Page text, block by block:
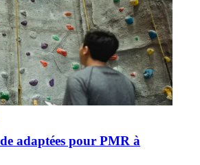
adaptées pour PMR à